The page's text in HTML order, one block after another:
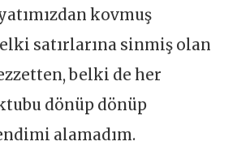
kovmuş
satırlarına sinmiş olan
belki de her
dönüp dönüp
alamadım.